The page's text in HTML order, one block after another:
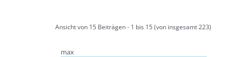
Ansicht von 15 Beiträgen - 1 bis 15 (von insgesamt 223)
max